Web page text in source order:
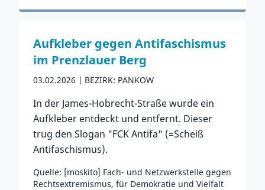
Zum Vorfall
Aufkleber gegen Antifaschismus
im Prenzlauer Berg
03.02.2026 BEZIRK: PANKOW
In der James-Hobrecht-Straße wurde ein
Aufkleber entdeckt und entfernt. Dieser
trug den Slogan "FCK Antifa" (=Scheiß
Antifaschismus).
Quelle: [moskito] Fach- und Netzwerkstelle gegen
Rechtsextremismus, für Demokratie und Vielfalt